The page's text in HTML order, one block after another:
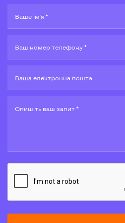
Ваше ім'я *
Ваш номер телефону *
Ваша електронна пошта
Опишiть ваш запит *